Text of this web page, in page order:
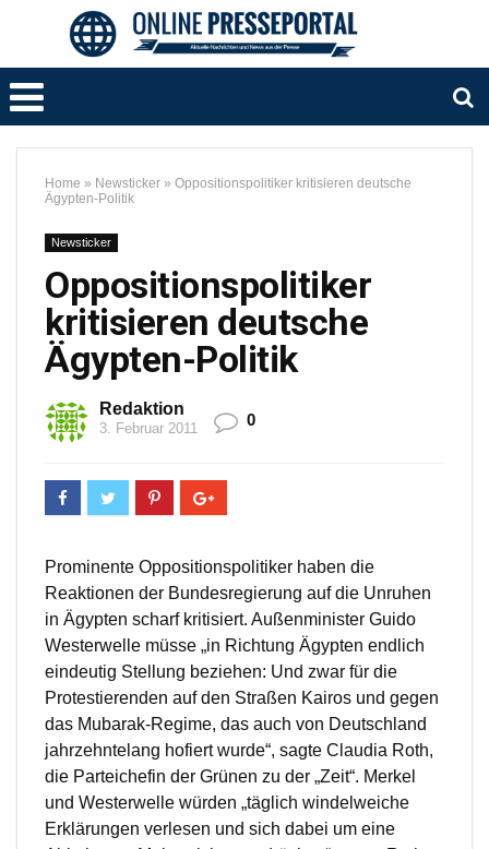
Home » Newsticker » Oppositionspolitiker kritisieren deutsche
Ägypten-Politik
Newsticker
Oppositionspolitiker
kritisieren deutsche
Ägypten-Politik
Redaktion
3. Februar 2011 0
Prominente Oppositionspolitiker haben die
Reaktionen der Bundesregierung auf die Unruhen
in Ägypten scharf kritisiert. Außenminister Guido
Westerwelle müsse „in Richtung Ägypten endlich
eindeutig Stellung beziehen: Und zwar für die
Protestierenden auf den Straßen Kairos und gegen
das Mubarak-Regime, das auch von Deutschland
jahrzehntelang hofiert wurde“, sagte Claudia Roth,
die Parteichefin der Grünen zu der „Zeit“. Merkel
und Westerwelle würden „täglich windelweiche
Erklärungen verlesen und sich dabei um eine